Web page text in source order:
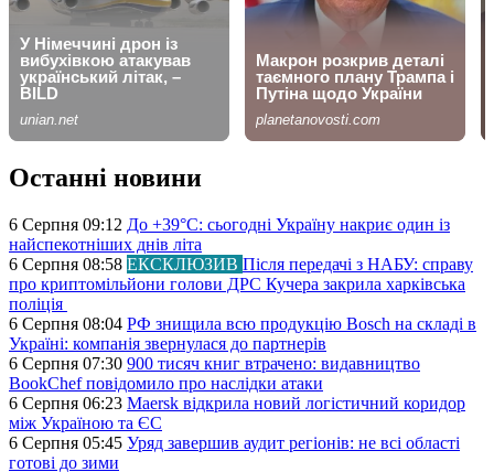
Останні новини
6 Серпня 09:12 До +39°C: сьогодні Україну накриє один із
найспекотніших днів літа
6 Серпня 08:58 ЕКСКЛЮЗИВ Після передачі з НАБУ: справу
про криптомільйони голови ДРС Кучера закрила харківська
поліція
6 Серпня 08:04 РФ знищила всю продукцію Bosch на складі в
Україні: компанія звернулася до партнерів
6 Серпня 07:30 900 тисяч книг втрачено: видавництво
BookChef повідомило про наслідки атаки
6 Серпня 06:23 Maersk відкрила новий логістичний коридор
між Україною та ЄС
6 Серпня 05:45 Уряд завершив аудит регіонів: не всі області
готові до зими